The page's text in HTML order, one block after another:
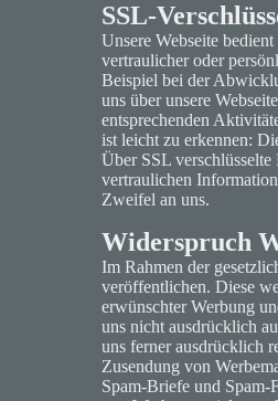
SSL-
Unsere Webseite
vertraulicher oder
Beispiel bei der
uns über unsere
entsprechenden
ist leicht zu erkennen:
Über SSL
vertraulichen
Zweifel an uns.
Widerspruch
Im Rahmen der
veröffentlichen. Diese
erwünschter Werbung
uns nicht ausdrücklich
uns ferner ausdrücklich
Zusendung von
Spam-Briefe und Spam-